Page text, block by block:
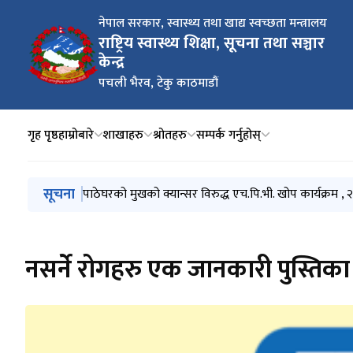
नेपाल सरकार, स्वास्थ्य तथा खाद्य स्वच्छता मन्त्रालय
राष्ट्रिय स्वास्थ्य शिक्षा, सूचना तथा सञ्चार
केन्द्र
पचली भैरव, टेकु काठमाडौं
गृह पृष्ठहाम्रोबारे शाखाहरु श्रोतहरु सम्पर्क गर्नुहोस्
मुख्य नेभिगेसनमा जानुहोस्
सूचना नसर्ने रोगहरूको पहिचान को लागि एक महिने अभियान: माघ
पाठेघरको मुखको क्यान्सर विरुद्ध एच.पि.भी. खोप कार्यक्रम ,
मानसिक स्वास्थ्य सचेतना अभियान २०८२
लैंगिक हिंसा र एकद्वार सङ्कट व्यवस्थापन केन्द्र
सुर्तिजन्य पदार्थको बट्टा, प्याकेट, -यापर्स, पेटी तथा पार्सल,
नसर्ने रोगहरु एक जानकारी पुस्तिका